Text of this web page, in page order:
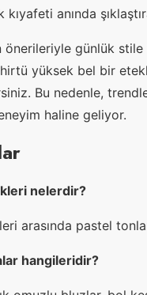
anında
günlük
yüksek bel bir
Bu nedenle,
haline geliyor.
nelerdir?
arasında pastel
hangileridir?